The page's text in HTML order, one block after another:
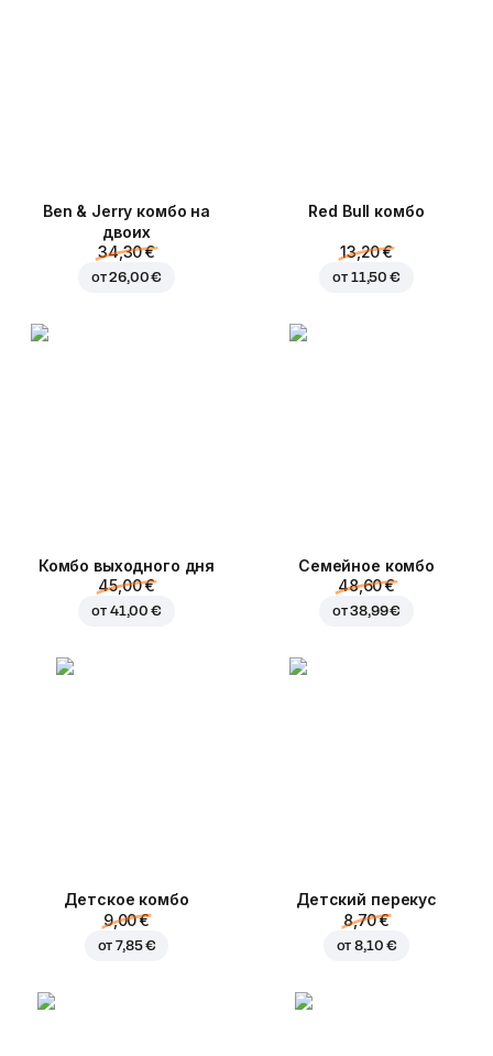
Ben & Jerry комбо на
двоих
34,30 €
от26,00 €
Red Bull комбо
13,20 €
от 11,50 €
Комбо выходного дня
45,00 €
от 41,00 €
Семейное комбо
48,60 €
от38,99 €
Детское комбо
9,00 €
от7,85 €
Детский перекус
8,70 €
от8,10 €